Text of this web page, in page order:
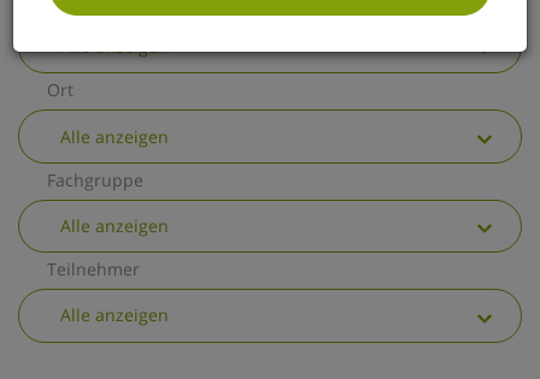
Alle anzeigen
Ort
Alle anzeigen
Fachgruppe
Alle anzeigen
Teilnehmer
Alle anzeigen